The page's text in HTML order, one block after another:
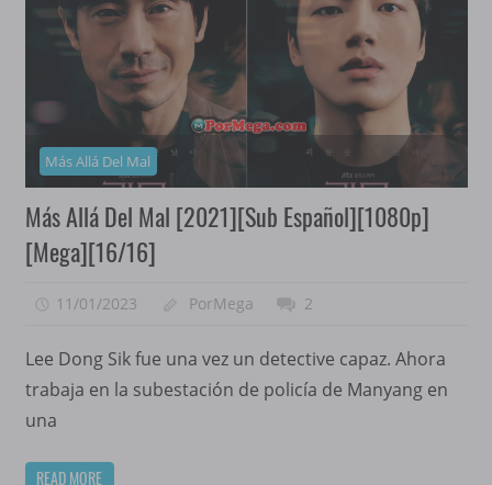
Más Allá Del Mal
Más Allá Del Mal [2021][Sub Español][1080p]
[Mega][16/16]
11/01/2023 PorMega 2
Lee Dong Sik fue una vez un detective capaz. Ahora
trabaja en la subestación de policía de Manyang en
una
READ MORE